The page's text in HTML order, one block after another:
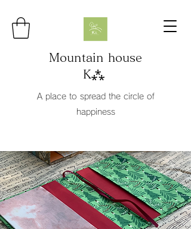
Mountain house
K⁂
A place to spread the circle of
happiness